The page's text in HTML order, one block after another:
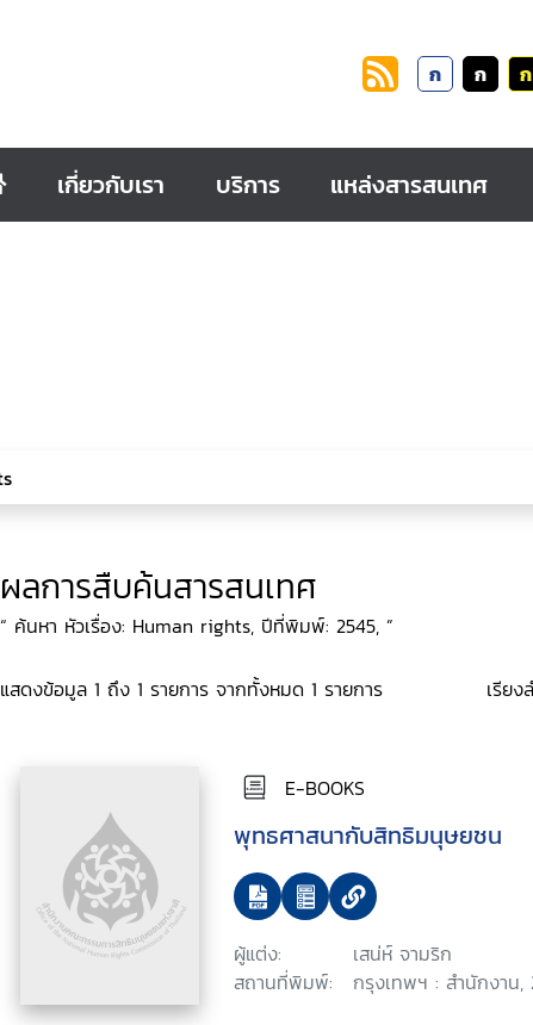
ก ก ก
เกี่ยวกับเรา บริการ แหล่งสารสนเทศ
ผลการสืบค้นสารสนเทศ
“ ค้นหา หัวเรื่อง: Human rights, ปีที่พิมพ์: 2545, ”
แสดงข้อมูล 1 ถึง 1 รายการ จากทั้งหมด 1 รายการ เรียง
E-BOOKS
พุทธศาสนากับสิทธิมนุษยชน
ผู้แต่ง:
เสน่ห์ จามริก
สถานที่พิมพ์:
กรุงเทพฯ : สำนักงาน,